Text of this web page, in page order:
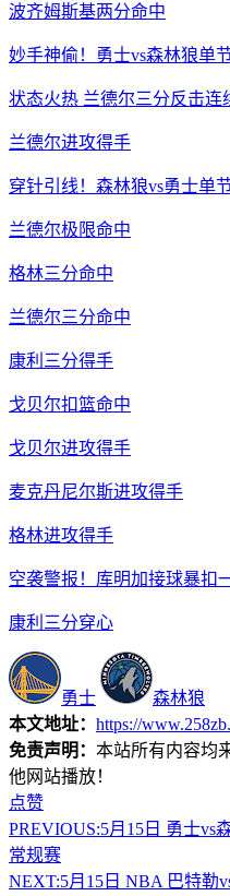
波齐姆斯基两分命中
妙手神偷！勇士vs森林狼单
状态火热 兰德尔三分反击连
兰德尔进攻得手
穿针引线！森林狼vs勇士单
兰德尔极限命中
格林三分命中
兰德尔三分命中
康利三分得手
戈贝尔扣篮命中
戈贝尔进攻得手
麦克丹尼尔斯进攻得手
格林进攻得手
空袭警报！库明加接球暴扣
康利三分穿心
勇士
森林狼
本文地址： https://
免责声明： 本站所有内容均
他网站播放！
点赞
PREVIOUS:5月15日 勇士vs
常规赛
NEXT:5月15日 NBA 巴特勒